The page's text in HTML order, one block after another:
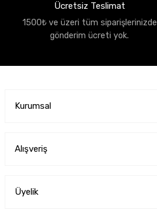
Ücretsiz Teslimat
1500₺ ve üzeri tüm siparişlerinizde
gönderim ücreti yok.
Kurumsal
Alışveriş
Üyelik